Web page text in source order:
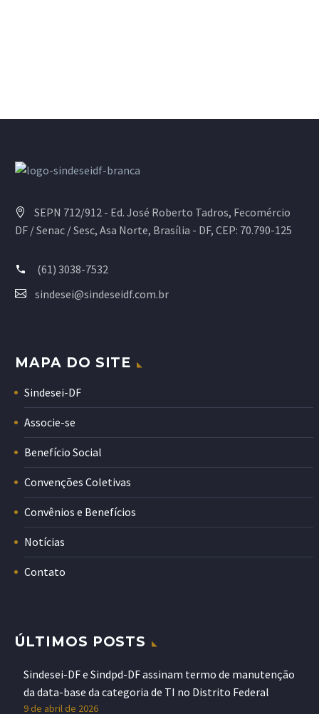
SEPN 712/912 - Ed. José Roberto Tadros, Fecomércio
DF / Senac / Sesc, Asa Norte, Brasília - DF, CEP: 70.790-125
(61) 3038-7532
sindesei@sindeseidf.com.br
MAPA DO SITE
Sindesei-DF
Associe-se
Benefício Social
Convenções Coletivas
Convênios e Benefícios
Notícias
Contato
ÚLTIMOS POSTS
Sindesei-DF e Sindpd-DF assinam termo de manutenção
da data-base da categoria de TI no Distrito Federal
9 de abril de 2026